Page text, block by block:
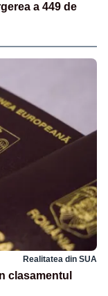
a 449 de
Realitatea din SUA
clasamentul